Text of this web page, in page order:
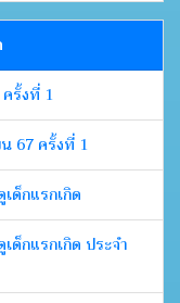
ครั้งที่ 1
67 ครั้งที่ 1
ด็กแรกเกิด
ด็กแรกเกิด ประจำ